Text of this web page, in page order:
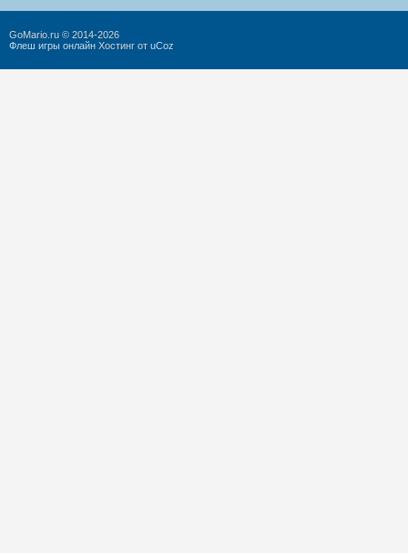
GoMario.ru © 2014-2026
Флеш игры онлайн Хостинг от uCoz